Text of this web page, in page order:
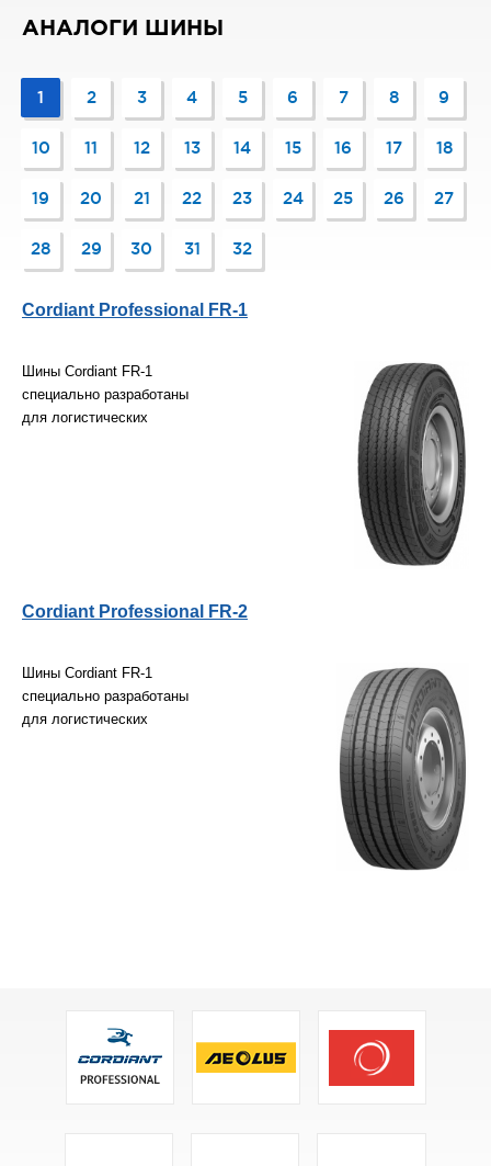
АНАЛОГИ ШИНЫ
1 2 3 4 5 6 7 8 9
10 11 12 13 14 15 16 17 18
19 20 21 22 23 24 25 26 27
28 29 30 31 32
Cordiant Professional FR-1
Шины Cordiant FR-1
специально разработаны
для логистических
Cordiant Professional FR-2
Шины Cordiant FR-1
специально разработаны
для логистических